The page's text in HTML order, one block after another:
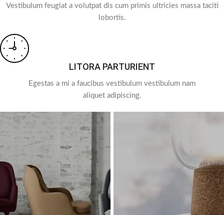
Vestibulum feugiat a volutpat dis cum primis ultricies massa taciti
lobortis.
LITORA PARTURIENT
Egestas a mi a faucibus vestibulum vestibulum nam
aliquet adipiscing.